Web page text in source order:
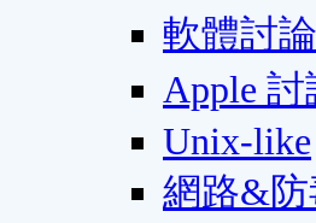
軟體討論
Apple 討
Unix-like
網路&防